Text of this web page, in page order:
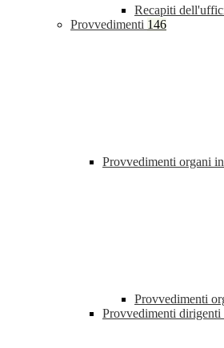
Recapiti
Provvedimenti 146
Provvedimenti organi
Provvedimenti
Provvedimenti